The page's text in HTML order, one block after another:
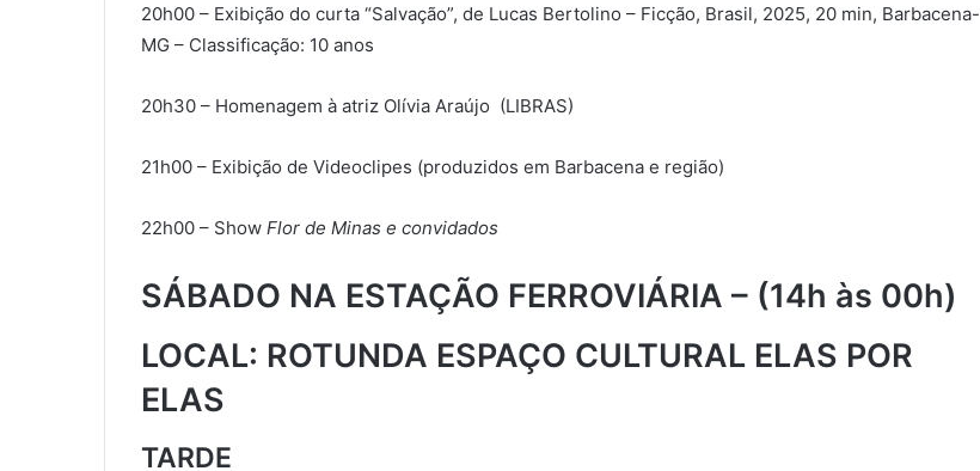
20h00 – Exibição do curta “Salvação”, de Lucas Bertolino – Ficção, Brasil, 2025, 20 min, Barbacena-
MG – Classificação: 10 anos
20h30 – Homenagem à atriz Olívia Araújo (LIBRAS)
21h00 – Exibição de Videoclipes (produzidos em Barbacena e região)
22h00 – Show Flor de Minas e convidados
SÁBADO NA ESTAÇÃO FERROVIÁRIA – (14h às 00h)
LOCAL: ROTUNDA ESPAÇO CULTURAL ELAS POR
ELAS
TARDE